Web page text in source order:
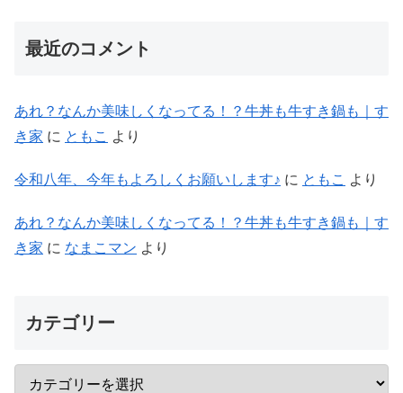
最近のコメント
あれ？なんか美味しくなってる！？牛丼も牛すき鍋も｜す
き家 に ともこ より
令和八年、今年もよろしくお願いします♪ に ともこ より
あれ？なんか美味しくなってる！？牛丼も牛すき鍋も｜す
き家 に なまこマン より
カテゴリー